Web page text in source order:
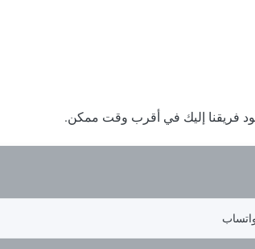
فريقنا إليك في أقرب وقت ممكن.